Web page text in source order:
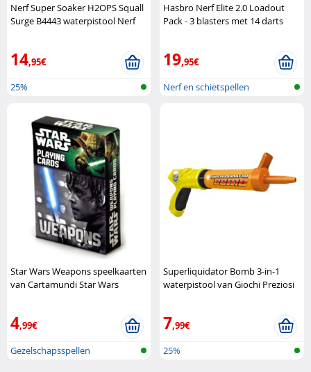
Nerf Super Soaker H2OPS Squall
Surge B4443 waterpistool Nerf
14,95€
25%
Hasbro Nerf Elite 2.0 Loadout
Pack - 3 blasters met 14 darts
19,95€
Nerf en schietspellen
Star Wars Weapons speelkaarten
van Cartamundi Star Wars
4,99€
Gezelschapsspellen
Superliquidator Bomb 3-in-1
waterpistool van Giochi Preziosi
7,99€
25%